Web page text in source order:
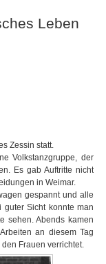
Leben
Zessin statt.
Volkstanzgruppe, der
Es gab Auftritte nicht
in Weimar.
gespannt und alle
guter Sicht konnte man
sehen. Abends kamen
an diesem Tag
Frauen verrichtet.